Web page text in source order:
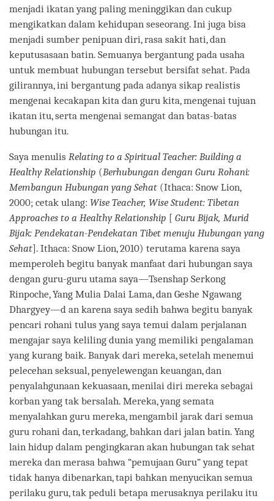
menjadi ikatan yang paling meninggikan dan cukup
mengikatkan dalam kehidupan seseorang. Ini juga bisa
menjadi sumber penipuan diri, rasa sakit hati, dan
keputusasaan batin. Semuanya bergantung pada usaha
untuk membuat hubungan tersebut bersifat sehat. Pada
gilirannya, ini bergantung pada adanya sikap realistis
mengenai kecakapan kita dan guru kita, mengenai tujuan
ikatan itu, serta mengenai semangat dan batas-batas
hubungan itu.
Saya menulis Relating to a Spiritual Teacher: Building a
Healthy Relationship (Berhubungan dengan Guru Rohani:
Membangun Hubungan yang Sehat (Ithaca: Snow Lion,
2000; cetak ulang: Wise Teacher, Wise Student: Tibetan
Approaches to a Healthy Relationship [ Guru Bijak, Murid
Bijak: Pendekatan-Pendekatan Tibet menuju Hubungan yang
Sehat]. Ithaca: Snow Lion, 2010) terutama karena saya
memperoleh begitu banyak manfaat dari hubungan saya
dengan guru-guru utama saya―Tsenshap Serkong
Rinpoche, Yang Mulia Dalai Lama, dan Geshe Ngawang
Dhargyey―d an karena saya sedih bahwa begitu banyak
pencari rohani tulus yang saya temui dalam perjalanan
mengajar saya keliling dunia yang memiliki pengalaman
yang kurang baik. Banyak dari mereka, setelah menemui
pelecehan seksual, penyelewengan keuangan, dan
penyalahgunaan kekuasaan, menilai diri mereka sebagai
korban yang tak bersalah. Mereka, yang semata
menyalahkan guru mereka, mengambil jarak dari semua
guru rohani dan, terkadang, bahkan dari jalan batin. Yang
lain hidup dalam pengingkaran akan hubungan tak sehat
mereka dan merasa bahwa “pemujaan Guru” yang tepat
tidak hanya dibenarkan, tapi bahkan menyucikan semua
perilaku guru, tak peduli betapa merusaknya perilaku itu